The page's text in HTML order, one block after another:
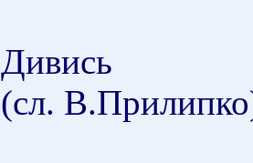
Дивись
(сл.